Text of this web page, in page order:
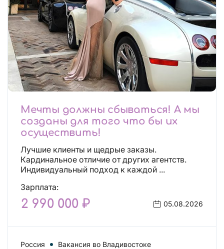
Мечты должны сбываться! А мы
созданы для того что бы их
осуществить!
Лучшие клиенты и щедрые заказы.
Кардинальное отличие от других агентств.
Индивидуальный подход к каждой ...
Зарплата:
2 990 000 ₽ 05.08.2026
Россия Вакансия во Владивостоке